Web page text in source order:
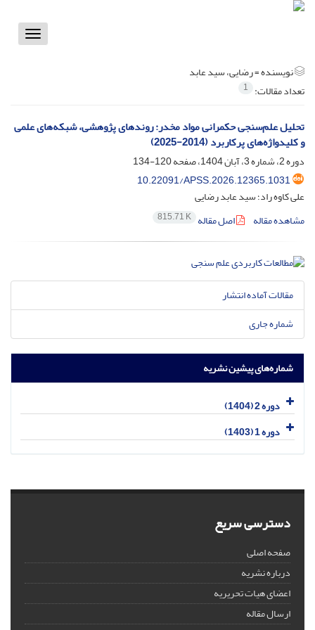
Toggle
نویسنده =رضایی، سید عابد
تعداد مقالات: 1
تحلیل علم‌سنجی حکمرانی مواد مخدر: روندهای پژوهشی، شبکه‌های علمی
و کلیدواژه‌های پرکاربرد (2014-2025)
دوره 2، شماره 3، آبان 1404، صفحه
120-134
10.22091/APSS.2026.12365.1031
علی کاوه راد؛ سید عابد رضایی
مشاهده مقاله
اصل مقاله 815.71 K
مقالات آماده انتشار
شماره جاری
شماره‌های پیشین نشریه
دوره 2 (1404)
دوره 1 (1403)
دسترسی سریع
صفحه اصلی
درباره نشریه
اعضای هیات تحریریه
ارسال مقاله